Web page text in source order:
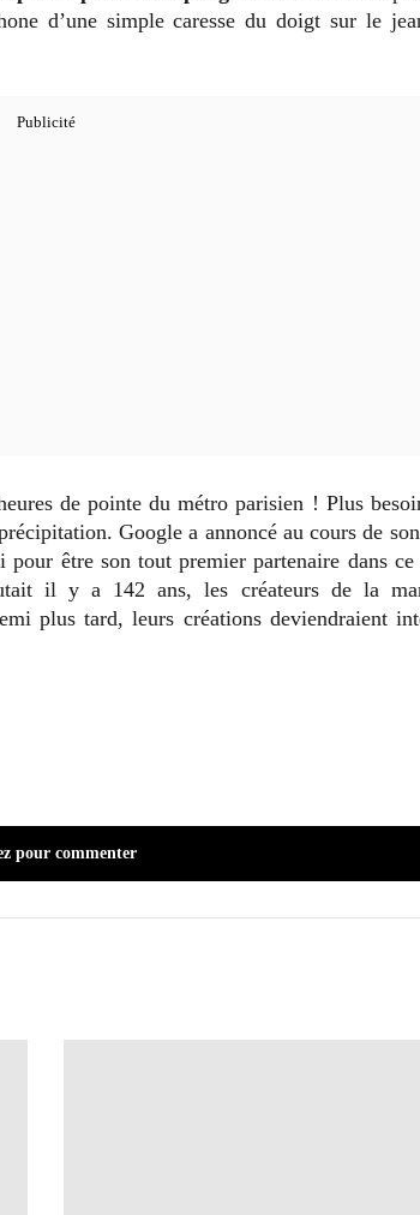
d’une simple caresse du doigt sur le
de pointe du métro parisien ! Plus
Google a annoncé au cours de son
être son tout premier partenaire dans
il y a 142 ans, les créateurs de la
plus tard, leurs créations deviendraient
pour commenter